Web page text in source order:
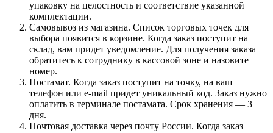
упаковку на целостность и соответствие указанной
комплектации.
Самовывоз из магазина. Список торговых точек для
выбора появится в корзине. Когда заказ поступит на
склад, вам придет уведомление. Для получения заказа
обратитесь к сотруднику в кассовой зоне и назовите
номер.
Постамат. Когда заказ поступит на точку, на ваш
телефон или e-mail придет уникальный код. Заказ нужно
оплатить в терминале постамата. Срок хранения — 3
дня.
Почтовая доставка через почту России. Когда заказ